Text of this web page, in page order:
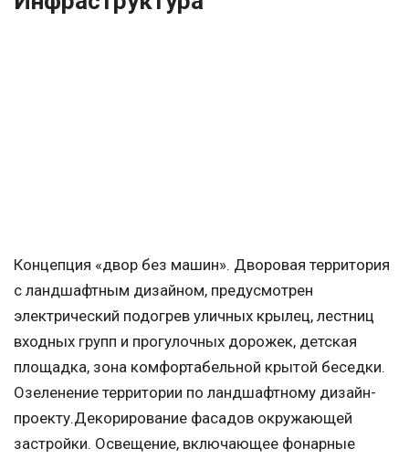
Концепция «двор без машин». Дворовая территория
с ландшафтным дизайном, предусмотрен
электрический подогрев уличных крылец, лестниц
входных групп и прогулочных дорожек, детская
площадка, зона комфортабельной крытой беседки.
Озеленение территории по ландшафтному дизайн-
проекту.Декорирование фасадов окружающей
застройки. Освещение, включающее фонарные